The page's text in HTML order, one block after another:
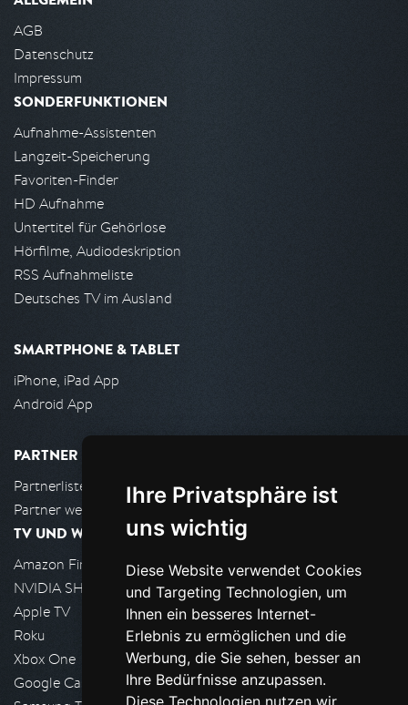
Ihre Privatsphäre ist
uns wichtig
Diese Website verwendet Cookies
und Targeting Technologien, um
Ihnen ein besseres Internet-
Erlebnis zu ermöglichen und die
Werbung, die Sie sehen, besser an
Ihre Bedürfnisse anzupassen.
Diese Technologien nutzen wir
AGB
Datenschutz
Impressum
SONDERFUNKTIONEN
Aufnahme-Assistenten
Langzeit-Speicherung
Favoriten-Finder
HD Aufnahme
Untertitel für Gehörlose
Hörfilme, Audiodeskription
RSS Aufnahmeliste
Deutsches TV im Ausland
SMARTPHONE & TABLET
iPhone, iPad App
Android App
PARTNER
Partnerliste
Partner werden
TV UND WOHNZIMMER
Amazon FireTV
NVIDIA SHIELD, Google TV
Apple TV
Roku
Xbox One
Google Cast